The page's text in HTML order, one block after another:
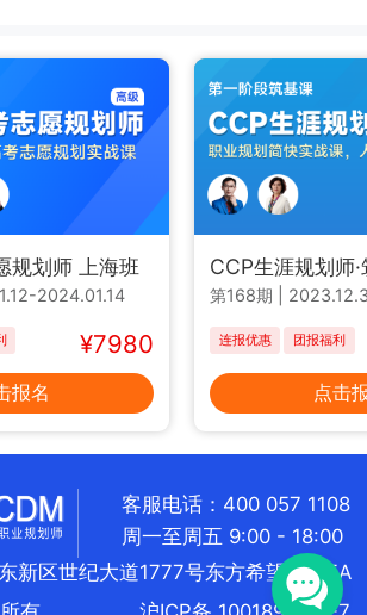
规划师 上海班
2024.01.14
¥7980
报名
CCP生涯规划师
第168期
连报优惠 团报福利
点击
客服电话：400 057 1108
周一至周五 9:00 - 18:00
新区世纪大道1777号东方希望大厦5A